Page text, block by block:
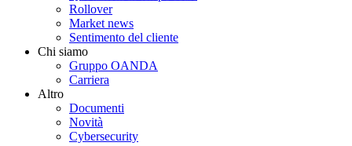
Rollover
Market news
Sentimento del cliente
Chi siamo
Gruppo OANDA
Carriera
Altro
Documenti
Novità
Cybersecurity